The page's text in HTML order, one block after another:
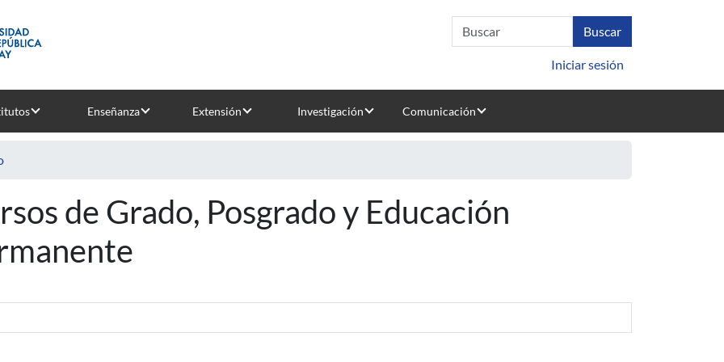
Iniciar sesión
Enseñanza Extensión Investigación Comunicación
de Grado, Posgrado y Educación